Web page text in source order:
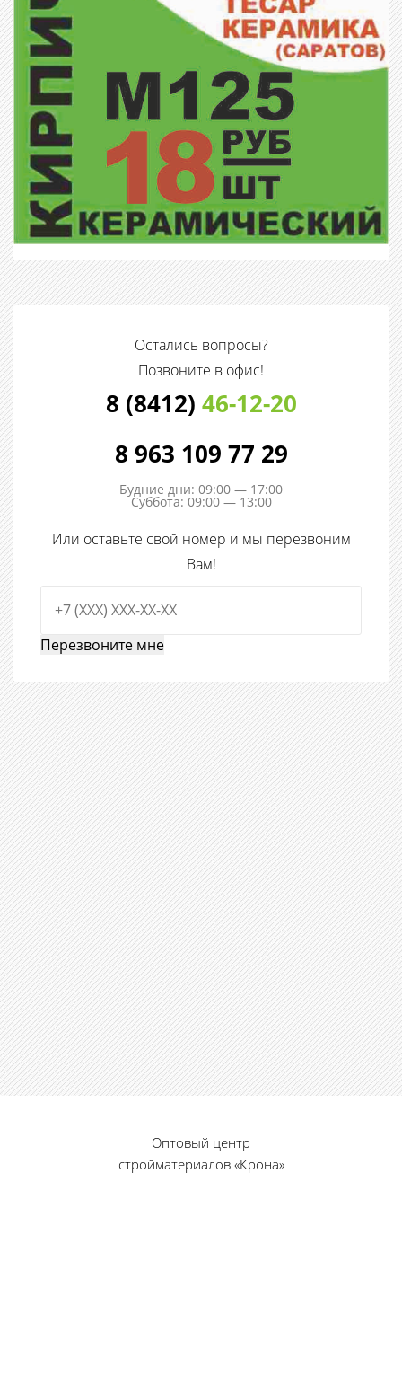
Остались вопросы?
Позвоните в офис!
8 (8412) 46-12-20
8 963 109 77 29
Будние дни: 09:00 — 17:00
Суббота: 09:00 — 13:00
Или оставьте свой номер и мы перезвоним
Вам!
Оптовый центр
стройматериалов «Крона»